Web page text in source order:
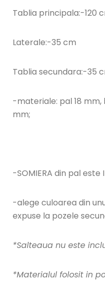
Tablia principala:-120
Laterale:-35 cm
Tablia secundara:-35
-materiale: pal 18
mm;
-SOMIERA din pal este
-alege culoarea din
expuse la pozele
*Salteaua nu este
*Materialul folosit in